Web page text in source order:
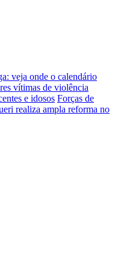
veja onde o calendário
vítimas de violência
e idosos Forças de
realiza ampla reforma no